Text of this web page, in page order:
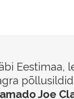
Eestimaa,
Joe